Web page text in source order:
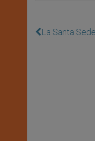
La Santa